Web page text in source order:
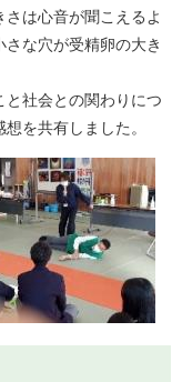
さは心音が聞こえるよ
な穴が受精卵の大き
と社会との関わりにつ
を共有しました。